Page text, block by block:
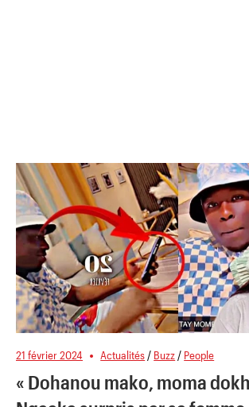
21 février 2024 Actualités/ Buzz/ People
« Dohanou mako, moma